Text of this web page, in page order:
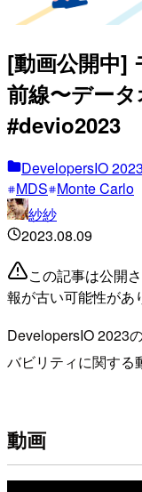
[動画公開中]
前線〜デー
#devio2023
DevelopersIO 2023
MDS Monte Carlo
紗紗
2023.08.09
この記事は公開
報が古い可能性があ
DevelopersIO 2023
バビリティに関する
動画